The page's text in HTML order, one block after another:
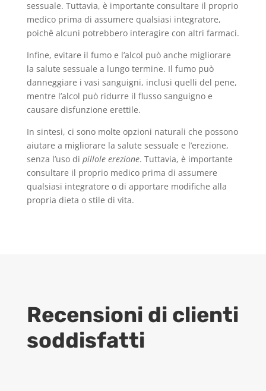
sessuale. Tuttavia, è importante consultare il proprio
medico prima di assumere qualsiasi integratore,
poichê alcuni potrebbero interagire con altri farmaci.
Infine, evitare il fumo e l’alcol può anche migliorare
la salute sessuale a lungo termine. Il fumo può
danneggiare i vasi sanguigni, inclusi quelli del pene,
mentre l’alcol può ridurre il flusso sanguigno e
causare disfunzione erettile.
In sintesi, ci sono molte opzioni naturali che possono
aiutare a migliorare la salute sessuale e l’erezione,
senza l’uso di pillole erezione. Tuttavia, è importante
consultare il proprio medico prima di assumere
qualsiasi integratore o di apportare modifiche alla
propria dieta o stile di vita.
Recensioni di clienti
soddisfatti